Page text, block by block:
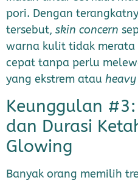
pori. Dengan
tersebut, skin concern
warna kulit tidak
cepat tanpa perlu
yang ekstrem atau
Keunggulan
dan Durasi
Glowing
Banyak orang memilih